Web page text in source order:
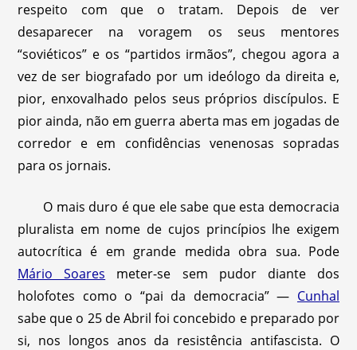
respeito com que o tratam. Depois de ver
desaparecer na voragem os seus mentores
“soviéticos” e os “partidos irmãos”, chegou agora a
vez de ser biografado por um ideólogo da direita e,
pior, enxovalhado pelos seus próprios discípulos. E
pior ainda, não em guerra aberta mas em jogadas de
corredor e em confidências venenosas sopradas
para os jornais.
O mais duro é que ele sabe que esta democracia
pluralista em nome de cujos princípios lhe exigem
autocrítica é em grande medida obra sua. Pode
Mário Soares meter-se sem pudor diante dos
holofotes como o “pai da democracia” — Cunhal
sabe que o 25 de Abril foi concebido e preparado por
si, nos longos anos da resistência antifascista. O